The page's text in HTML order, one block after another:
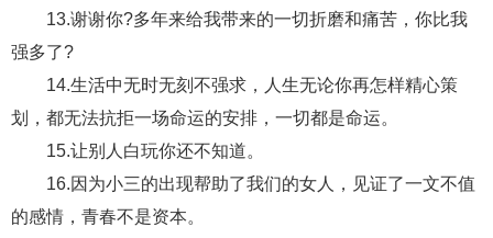
13.谢谢你?多年来给我带来的一切折磨和痛苦，你比我
强多了?
14.生活中无时无刻不强求，人生无论你再怎样精心策
划，都无法抗拒一场命运的安排，一切都是命运。
15.让别人白玩你还不知道。
16.因为小三的出现帮助了我们的女人，见证了一文不值
的感情，青春不是资本。